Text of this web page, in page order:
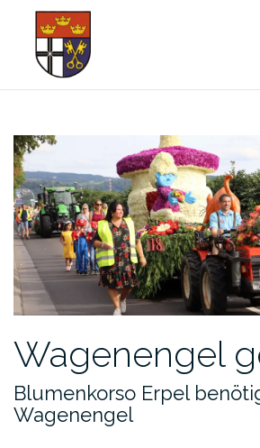
Inhalt
springen
Wagenengel
Blumenkorso Erpel
Wagenengel